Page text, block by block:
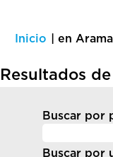
Inicio en
Resultados
Buscar por
Buscar por